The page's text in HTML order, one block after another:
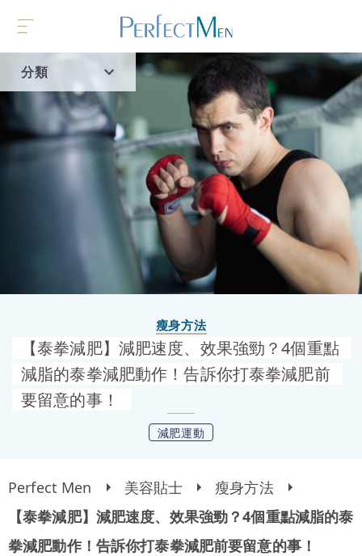
分類
首頁
流行趨勢
瘦身方法
【泰拳減肥】減肥速度、效果強勁？4個重點
減脂的泰拳減肥動作！告訴你打泰拳減肥前
要留意的事！
減肥運動
Perfect Men 美容貼士
瘦身方法
【泰拳減肥】減肥速度、效果強勁？4個重點減脂的泰
拳減肥動作！告訴你打泰拳減肥前要留意的事！